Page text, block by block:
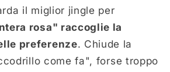
il miglior jingle per
rosa" raccoglie la
preferenze. Chiude la
come fa", forse troppo